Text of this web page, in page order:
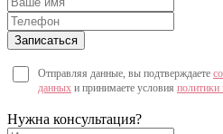
Отправляя данные, вы подтверждаете
данных и принимаете условия политики
Нужна консультация?